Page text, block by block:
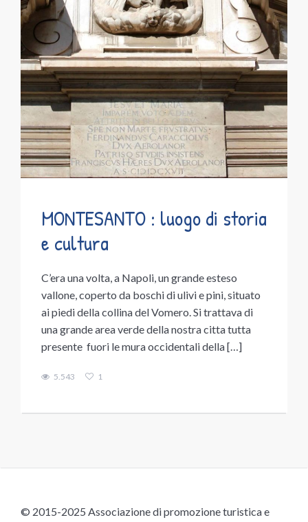
MONTESANTO : luogo di storia
e cultura
C’era una volta, a Napoli, un grande esteso
vallone, coperto da boschi di ulivi e pini, situato
ai piedi della collina del Vomero. Si trattava di
una grande area verde della nostra citta tutta
presente fuori le mura occidentali della […]
5.543 1
© 2015-2025 Associazione di promozione turistica e